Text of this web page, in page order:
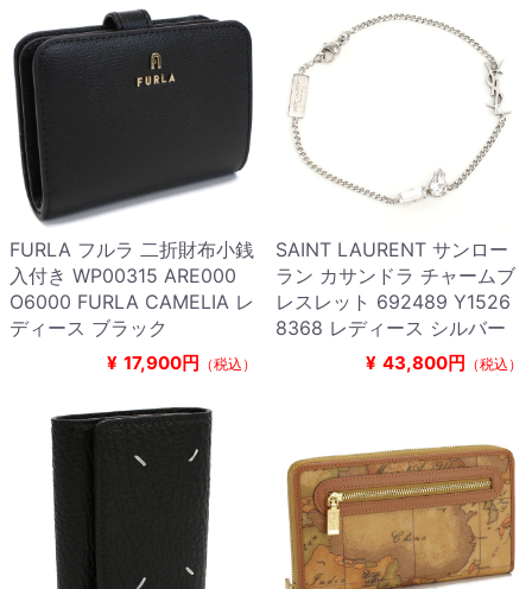
FURLA フルラ 二折財布小銭
入付き WP00315 ARE000
O6000 FURLA CAMELIA レ
ディース ブラック
¥ 17,900円 （税込）
SAINT LAURENT サンロー
ラン カサンドラ チャームブ
レスレット 692489 Y1526
8368 レディース シルバー
¥ 43,800円 （税込）